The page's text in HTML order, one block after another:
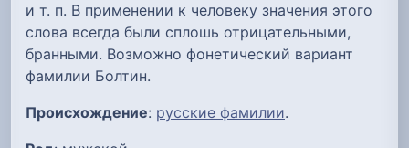
и т. п. В применении к человеку значения этого
слова всегда были сплошь отрицательными,
бранными. Возможно фонетический вариант
фамилии Болтин.
Происхождение: русские фамилии.